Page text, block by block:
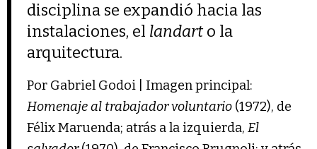
disciplina se expandió hacia las
instalaciones, el landarto la
arquitectura.
Por Gabriel Godoi | Imagen principal:
Homenaje al trabajador voluntario (1972), de
Félix Maruenda; atrás a la izquierda,El